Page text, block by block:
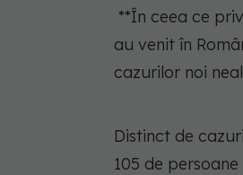
**În ceea ce
au venit în
cazurilor noi
Distinct de
105 de